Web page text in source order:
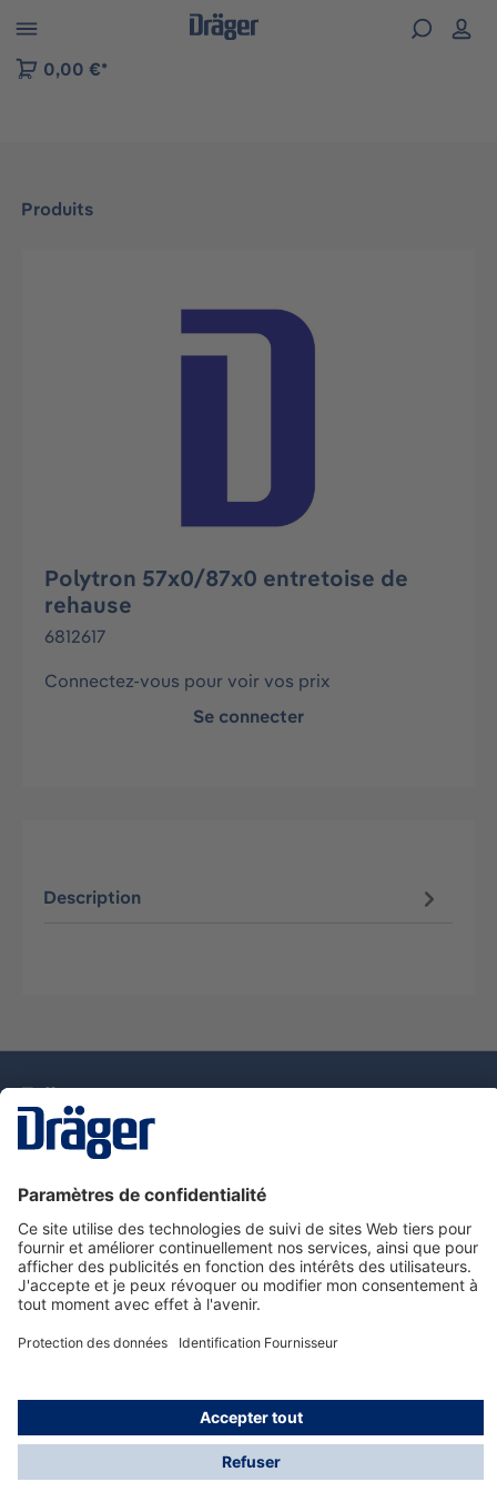
to B2B platform navigation
0,00 €*
Produits
Ignorer la galerie d'images
Polytron 57x0/87x0 entretoise de
rehause
6812617
Connectez-vous pour voir vos prix
Se connecter
Description
Nous contacter
Service de e-commande Dräger
Informations sur les produits
© Dräger France SAS, 2024
*Prix hors taxe. Frais de gestion et de livraison standard
offerts; Indépendamment de la valeur ou du volume de